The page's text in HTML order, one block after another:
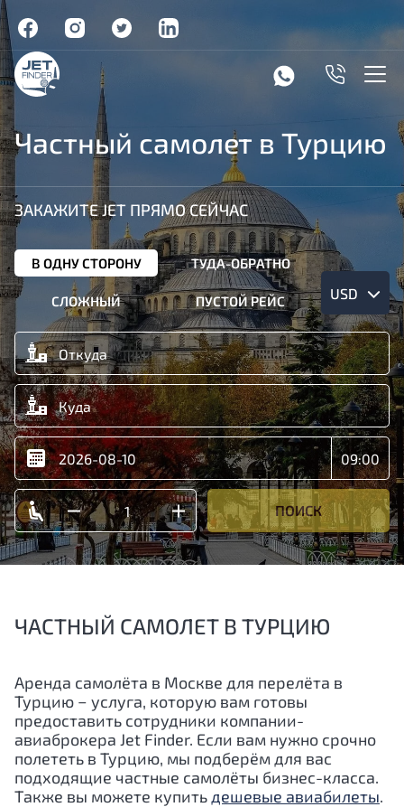
Частный самолет в Турцию
ЗАКАЖИТЕ JET ПРЯМО СЕЙЧАС
В ОДНУ СТОРОНУ ТУДА-ОБРАТНО
СЛОЖНЫЙ ПУСТОЙ РЕЙС USD
ПОИСК
ЧАСТНЫЙ САМОЛЕТ В ТУРЦИЮ
Аренда самолёта в Москве для перелёта в
Турцию − услуга, которую вам готовы
предоставить сотрудники компании-
авиаброкера Jet Finder. Если вам нужно срочно
полететь в Турцию, мы подберём для вас
подходящие частные самолёты бизнес-класса.
Также вы можете купитьдешевые авиабилеты.